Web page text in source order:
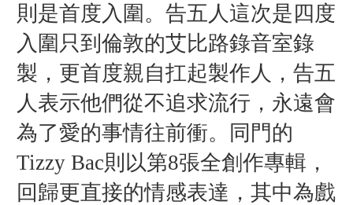
則是首度入圍。告五人這次是四度
入圍只到倫敦的艾比路錄音室錄
製，更首度親自扛起製作人，告五
人表示他們從不追求流行，永遠會
為了愛的事情往前衝。同門的
Tizzy Bac則以第8張全創作專輯，
回歸更直接的情感表達，其中為戲